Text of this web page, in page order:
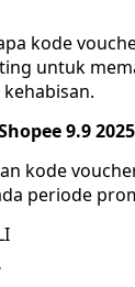
kode
untuk
9.9 2025
kode
periode